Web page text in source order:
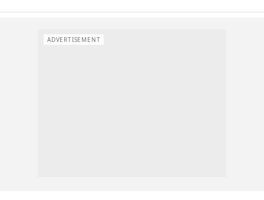
ADVERTISEMENT